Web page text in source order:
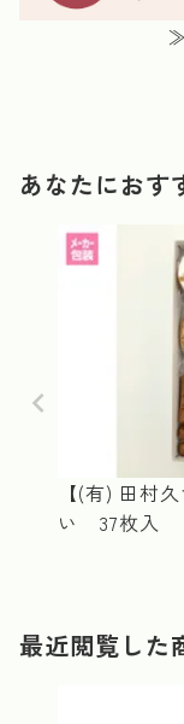
あなたにおす
【(有) 田村
い 37枚入
最近閲覧した